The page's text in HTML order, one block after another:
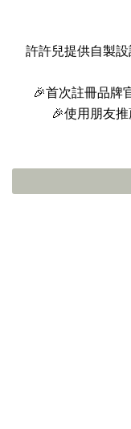
許許兒提供自製
🎉首次註冊品牌
🎉使用朋友